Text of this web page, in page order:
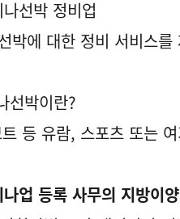
선박 정비업
박에 대한 정비 서비스를
선박이란?
트 등 유람, 스포츠 또는
업 등록 사무의 지방이양